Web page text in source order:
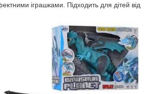
іграшками. Підходить для дітей від